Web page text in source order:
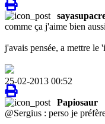
comme ça j'aime bien
j'avais pensée, a mettre le
25-02-2013 00:52
Papiosaur
@Sergius : perso je